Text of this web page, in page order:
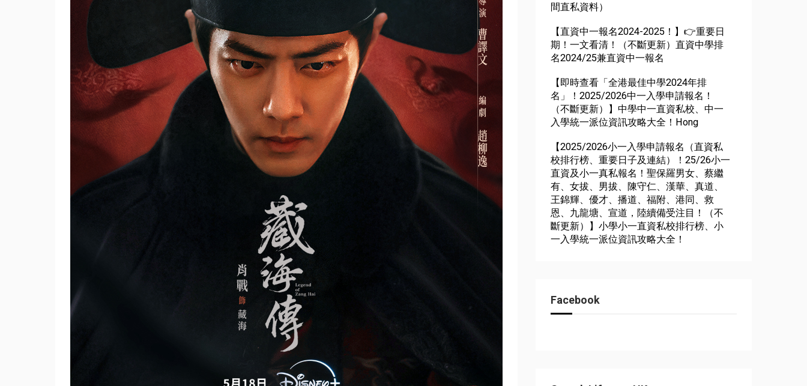
間直私資料）
【直資中一報名2024-2025！】👉重要日
期！一文看清！（不斷更新）直資中學排
名2024/25兼直資中一報名
【即時查看「全港最佳中學2024年排
名」！2025/2026中一入學申請報名！
（不斷更新）】中學中一直資私校、中一
入學統一派位資訊攻略大全！Hong
【2025/2026小一入學申請報名（直資私
校排行榜、重要日子及連結）！25/26小一
直資及小一真私報名！聖保羅男女、蔡繼
有、女拔、男拔、陳守仁、漢華、真道、
王錦輝、優才、播道、福附、港同、救
恩、九龍塘、宣道，陸續備受注目！（不
斷更新）】小學小一直資私校排行榜、小
一入學統一派位資訊攻略大全！
Facebook